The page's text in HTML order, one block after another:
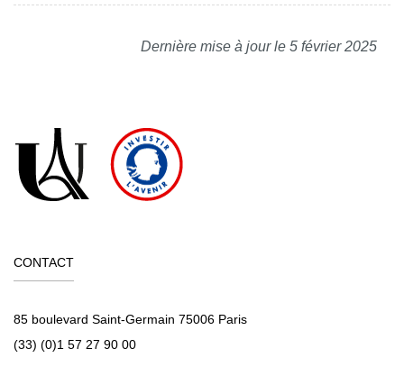
Dernière mise à jour le 5 février 2025
CONTACT
85 boulevard Saint-Germain 75006 Paris
(33) (0)1 57 27 90 00